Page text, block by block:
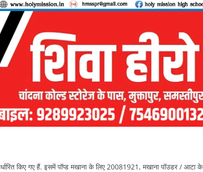
किए गए हैं. इसमें पॉप्ड मखाना के लिए 20081921, मखाना पॉउडर / आटा के